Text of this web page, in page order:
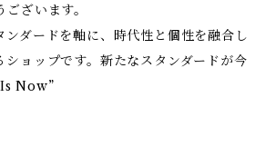
ざいます。
ンダードを軸に、時代性と個性を融合し
ショップです。新たなスタンダードが今
Now”